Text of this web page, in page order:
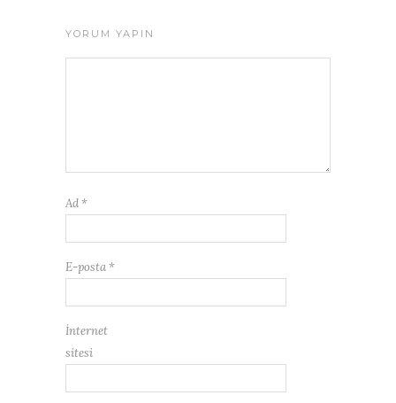
YORUM YAPIN
Ad *
E-posta *
İnternet
sitesi